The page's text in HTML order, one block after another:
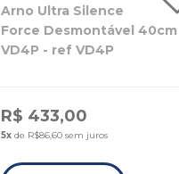
Arno Ultra Silence
Force Desmontável 40cm
VD4P - ref VD4P
R$ 433,00
5xde R$86,60 sem juros